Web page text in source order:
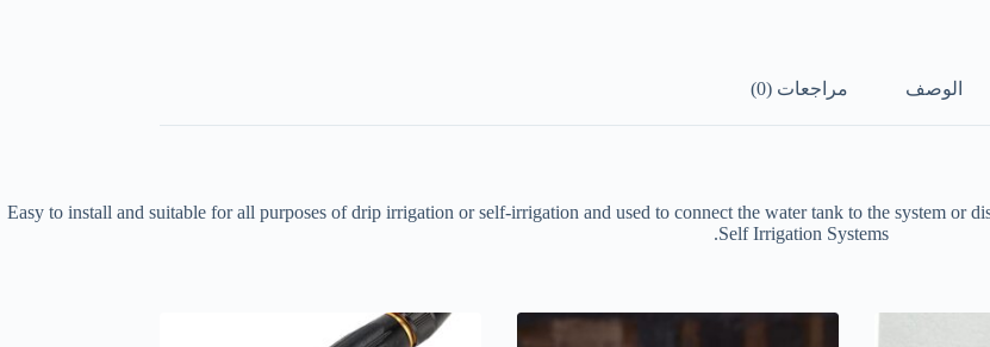
الوصف مراجعات (0)
Easy to install and suitable for all purposes of drip irrigation or self-irrigation and used to connect the water tank to the system or
Self Irrigation Systems.